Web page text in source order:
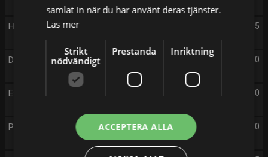
16:15
Hotell Transylvanien
16:30
Den ostoppbara gula yetin
16:40
Ett fall för KLURO - flygande fixpatrullen
16:50
Petronix
samlat in när du har använt deras tjänster.
Läs mer
Strikt
nödvändigt
Prestanda Inriktning
ACCEPTERA ALLA